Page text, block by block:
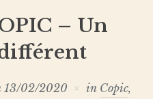
– Un
13/02/2020 in Copic,